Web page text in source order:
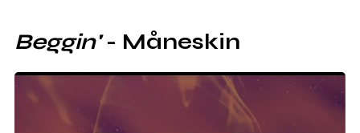
Beggin'- Måneskin